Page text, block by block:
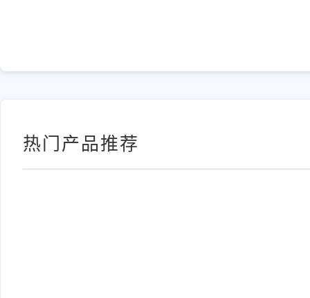
热门产品推荐